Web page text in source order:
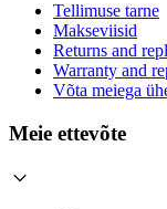
Tellimuse tarne
Makseviisid
Returns and
Warranty and
Võta meiega
Meie ettevõte